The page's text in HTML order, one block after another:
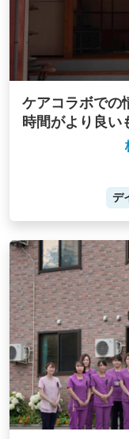
ケアコラボでの
時間がより良い
デ